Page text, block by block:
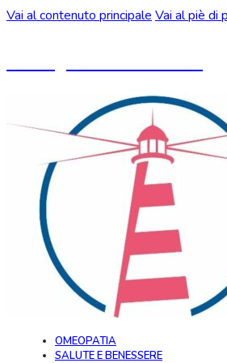
Vai al contenuto principale Vai al piè di
OMEOPATIA
SALUTE E BENESSERE